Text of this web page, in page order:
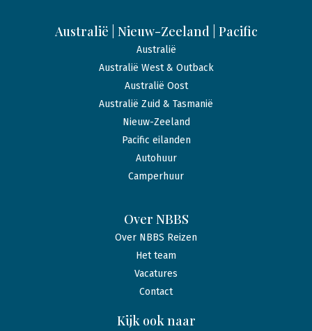
Australië | Nieuw-Zeeland | Pacific
Australië
Australië West & Outback
Australië Oost
Australië Zuid & Tasmanië
Nieuw-Zeeland
Pacific eilanden
Autohuur
Camperhuur
Over NBBS
Over NBBS Reizen
Het team
Vacatures
Contact
Kijk ook naar